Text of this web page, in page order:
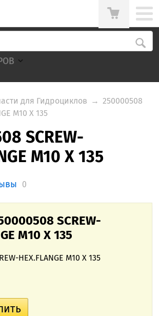
для Гидроциклов → 250000508
M10 X 135
SCREW-
M10 X 135
0
SCREW-
M10 X 135
HEX.FLANGE M10 X 135